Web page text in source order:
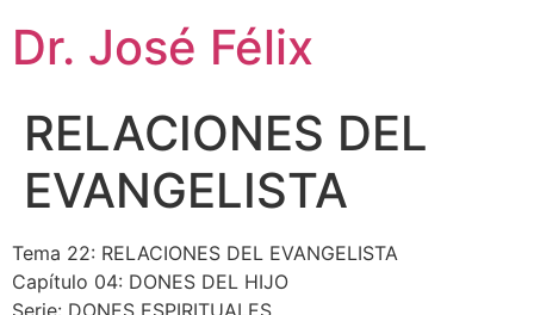
Dr. José Félix
RELACIONES DEL
EVANGELISTA
Tema 22: RELACIONES DEL EVANGELISTA
Capítulo 04: DONES DEL HIJO
Serie: DONES ESPIRITUALES